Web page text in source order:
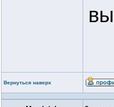
Вернуться наверх